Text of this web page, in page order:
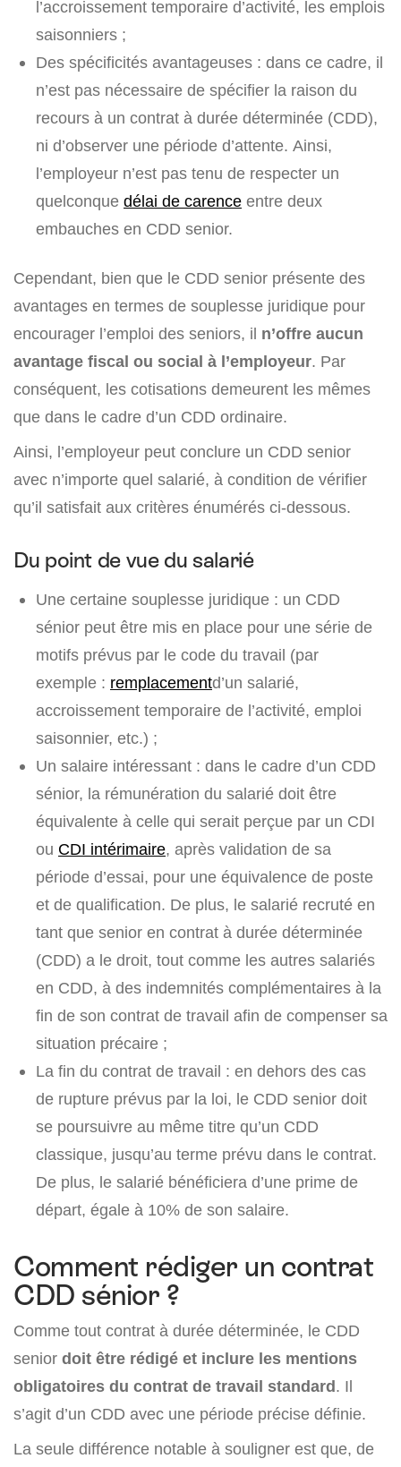
l’accroissement temporaire d’activité, les emplois
saisonniers ;
Des spécificités avantageuses : dans ce cadre, il
n’est pas nécessaire de spécifier la raison du
recours à un contrat à durée déterminée (CDD),
ni d’observer une période d’attente. Ainsi,
l’employeur n’est pas tenu de respecter un
quelconque délai de carence entre deux
embauches en CDD senior.
Cependant, bien que le CDD senior présente des
avantages en termes de souplesse juridique pour
encourager l’emploi des seniors, il n’offre aucun
avantage fiscal ou social à l’employeur. Par
conséquent, les cotisations demeurent les mêmes
que dans le cadre d’un CDD ordinaire.
Ainsi, l’employeur peut conclure un CDD senior
avec n’importe quel salarié, à condition de vérifier
qu’il satisfait aux critères énumérés ci-dessous.
Du point de vue du salarié
Une certaine souplesse juridique : un CDD
sénior peut être mis en place pour une série de
motifs prévus par le code du travail (par
exemple : remplacementd’un salarié,
accroissement temporaire de l’activité, emploi
saisonnier, etc.) ;
Un salaire intéressant : dans le cadre d’un CDD
sénior, la rémunération du salarié doit être
équivalente à celle qui serait perçue par un CDI
ou CDI intérimaire, après validation de sa
période d’essai, pour une équivalence de poste
et de qualification. De plus, le salarié recruté en
tant que senior en contrat à durée déterminée
(CDD) a le droit, tout comme les autres salariés
en CDD, à des indemnités complémentaires à la
fin de son contrat de travail afin de compenser sa
situation précaire ;
La fin du contrat de travail : en dehors des cas
de rupture prévus par la loi, le CDD senior doit
se poursuivre au même titre qu’un CDD
classique, jusqu’au terme prévu dans le contrat.
De plus, le salarié bénéficiera d’une prime de
départ, égale à 10% de son salaire.
Comment rédiger un contrat
CDD sénior ?
Comme tout contrat à durée déterminée, le CDD
senior doit être rédigé et inclure les mentions
obligatoires du contrat de travail standard. Il
s’agit d’un CDD avec une période précise définie.
La seule différence notable à souligner est que, de